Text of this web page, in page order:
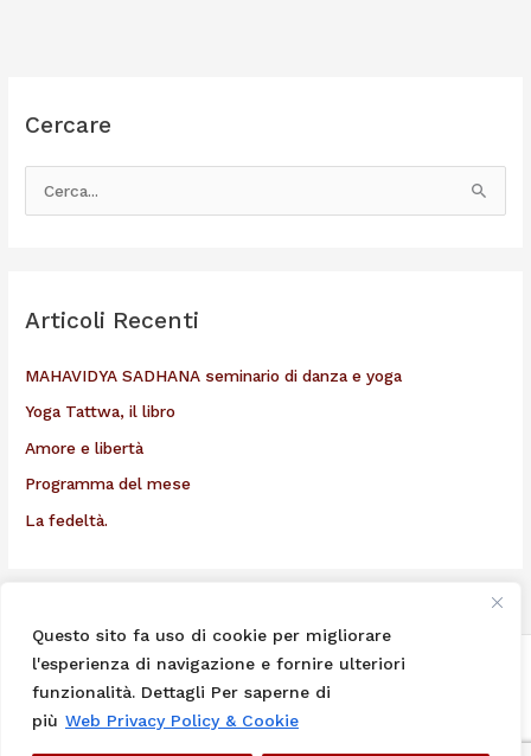
Questo sito fa uso di cookie per migliorare
l'esperienza di navigazione e fornire ulteriori
funzionalità. Dettagli Per saperne di
più Web Privacy Policy & Cookie
Cercare
a
Articoli Recenti
MAHAVIDYA SADHANA seminario di danza e yoga
Yoga Tattwa, il libro
Amore e libertà
Programma del mese
La fedeltà.
Centro Yoga Shakty Swami Jivanmukta Saraswati ©
info legali - codice fiscale 91149360157